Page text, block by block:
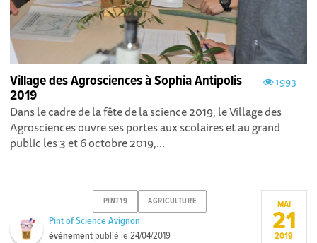
1993
Village des Agrosciences à Sophia Antipolis
2019
Dans le cadre de la fête de la science 2019, le Village des
Agrosciences ouvre ses portes aux scolaires et au grand
public les 3 et 6 octobre 2019,...
PINT19 AGRICULTURE
Pint of Science Avignon
événement publié le24/04/2019
MAI
21
2019